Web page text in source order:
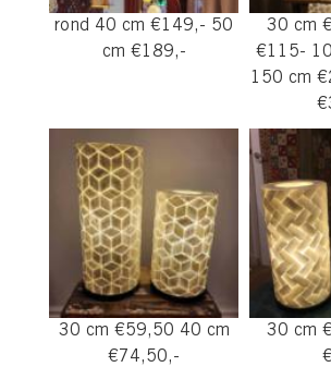
rond 40 cm €149,- 50
cm €189,-
30 cm
€115-
150 cm
30 cm €59,50 40 cm
€74,50,-
30 cm